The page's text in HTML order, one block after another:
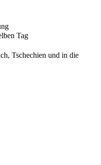
Tag
Tschechien und in die